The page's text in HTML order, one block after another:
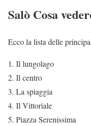
Salò Cosa
Ecco la lista delle
Il lungolago
Il centro
La spiaggia
Il Vittoriale
Piazza Serenissima